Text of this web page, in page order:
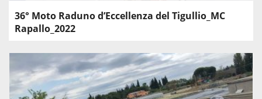
36° Moto Raduno d’Eccellenza del Tigullio_MC
Rapallo_2022